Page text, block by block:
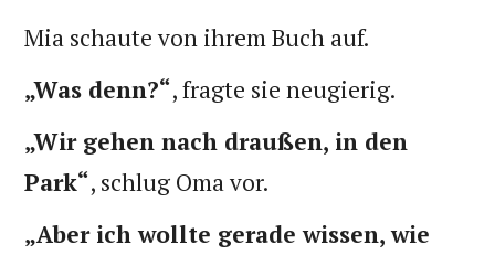
Mia schaute von ihrem Buch auf.
„Was denn?“, fragte sie neugierig.
„Wir gehen nach draußen, in den
Park“, schlug Oma vor.
„Aber ich wollte gerade wissen, wie